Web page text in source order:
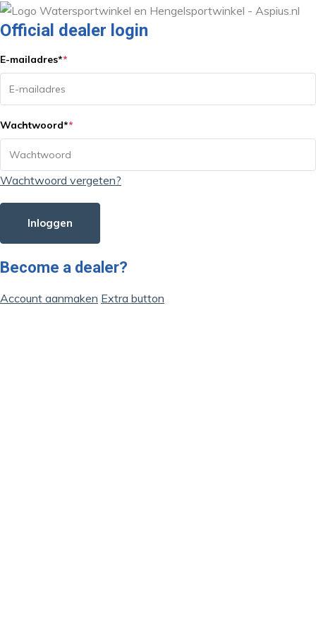
Official dealer login
E-mailadres**
Wachtwoord**
Wachtwoord vergeten?
Inloggen
Become a dealer?
Account aanmaken Extra button